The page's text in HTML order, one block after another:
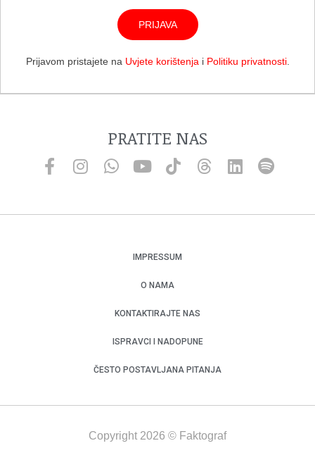
PRIJAVA
Prijavom pristajete na Uvjete korištenjai Politiku privatnosti.
PRATITE NAS
IMPRESSUM
O NAMA
KONTAKTIRAJTE NAS
ISPRAVCI I NADOPUNE
ČESTO POSTAVLJANA PITANJA
Copyright 2026 © Faktograf